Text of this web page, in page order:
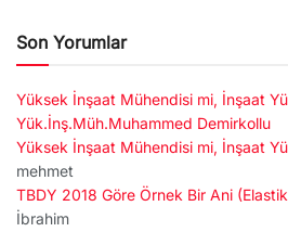
Son Yorumlar
Yüksek İnşaat Mühendisi mi, İnşaat
Yük.İnş.Müh.Muhammed Demirkollu
Yüksek İnşaat Mühendisi mi, İnşaat
mehmet
TBDY 2018 Göre Örnek Bir Ani
İbrahim